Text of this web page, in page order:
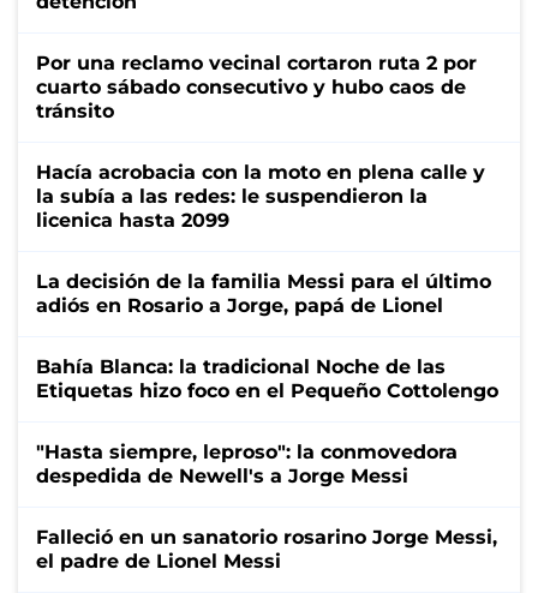
Por una reclamo vecinal cortaron ruta 2 por
cuarto sábado consecutivo y hubo caos de
tránsito
Hacía acrobacia con la moto en plena calle y
la subía a las redes: le suspendieron la
licenica hasta 2099
La decisión de la familia Messi para el último
adiós en Rosario a Jorge, papá de Lionel
Bahía Blanca: la tradicional Noche de las
Etiquetas hizo foco en el Pequeño Cottolengo
"Hasta siempre, leproso": la conmovedora
despedida de Newell's a Jorge Messi
Falleció en un sanatorio rosarino Jorge Messi,
el padre de Lionel Messi